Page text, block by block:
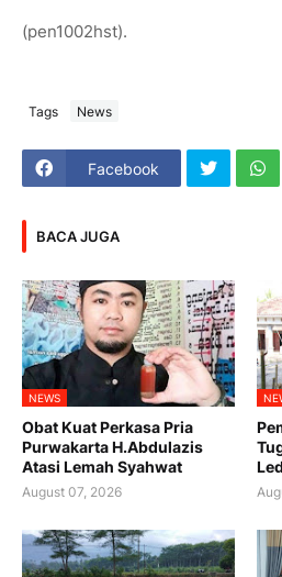
(pen1002hst).
Tags News
Facebook
BACA JUGA
NEWS
Obat Kuat Perkasa Pria
Purwakarta H.Abdulazis
Atasi Lemah Syahwat
August 07, 2026